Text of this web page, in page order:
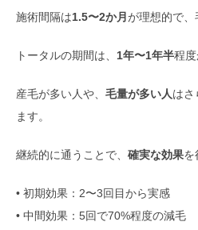
施術間隔は1.5〜2か月が理想的で、
トータルの期間は、 1年〜1年半程度
産毛が多い人や、 毛量が多い人はさ
ます。
継続的に通うことで、 確実な効果を
• 初期効果：2〜3回目から実感
• 中間効果：5回で70%程度の減毛